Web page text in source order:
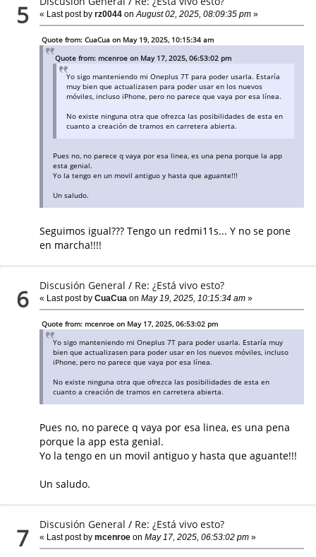
5 « Last post byrz0044 on August 02, 2025, 08:09:35 pm »
Quote from: CuaCua on May 19, 2025, 10:15:34 am
Quote from: mcenroe on May 17, 2025, 06:53:02 pm
Yo sigo manteniendo mi Oneplus 7T para poder usarla. Estaría
muy bien que actualizasen para poder usar en los nuevos
móviles, incluso iPhone, pero no parece que vaya por esa línea.
No existe ninguna otra que ofrezca las posibilidades de esta en
cuanto a creación de tramos en carretera abierta.
Pues no, no parece q vaya por esa linea, es una pena porque la app
esta genial.
Yo la tengo en un movil antiguo y hasta que aguante!!!
Un saludo.
Seguimos igual??? Tengo un redmi11s... Y no se pone
en marcha!!!!
6 Discusión General / Re: ¿Está vivo esto?
« Last post byCuaCua on May 19, 2025, 10:15:34 am »
Quote from: mcenroe on May 17, 2025, 06:53:02 pm
Yo sigo manteniendo mi Oneplus 7T para poder usarla. Estaría muy
bien que actualizasen para poder usar en los nuevos móviles, incluso
iPhone, pero no parece que vaya por esa línea.
No existe ninguna otra que ofrezca las posibilidades de esta en
cuanto a creación de tramos en carretera abierta.
Pues no, no parece q vaya por esa linea, es una pena
porque la app esta genial.
Yo la tengo en un movil antiguo y hasta que aguante!!!
Un saludo.
7 Discusión General / Re: ¿Está vivo esto?
« Last post bymcenroe on May 17, 2025, 06:53:02 pm »